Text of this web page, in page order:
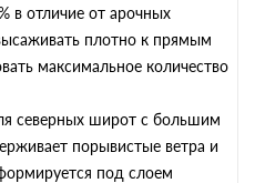
в отличие от арочных
плотно к прямым
максимальное количество
северных широт с большим
порывистые ветра и
под слоем